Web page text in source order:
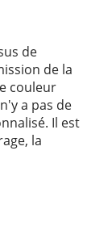
de
de la
couleur
a pas de
Il est
la